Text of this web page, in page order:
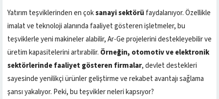
Yatırım teşviklerinden en çoksanayi sektörü faydalanıyor. Özellikle
imalat ve teknoloji alanında faaliyet gösteren işletmeler, bu
teşviklerle yeni makineler alabilir, Ar-Ge projelerini destekleyebilir ve
üretim kapasitelerini artırabilir. Örneğin, otomotiv ve elektronik
sektörlerinde faaliyet gösteren firmalar, devlet destekleri
sayesinde yenilikçi ürünler geliştirme ve rekabet avantajı sağlama
şansı yakalıyor. Peki, bu teşvikler neleri kapsıyor?